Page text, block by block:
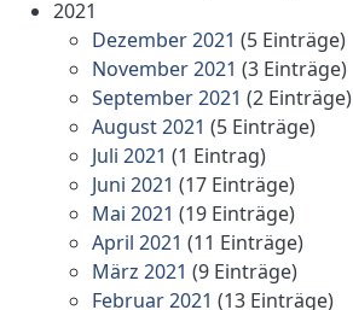
2021
Dezember 2021 (5 Einträge)
November 2021 (3 Einträge)
September 2021 (2 Einträge)
August 2021 (5 Einträge)
Juli 2021 (1 Eintrag)
Juni 2021 (17 Einträge)
Mai 2021 (19 Einträge)
April 2021 (11 Einträge)
März 2021 (9 Einträge)
Februar 2021 (13 Einträge)